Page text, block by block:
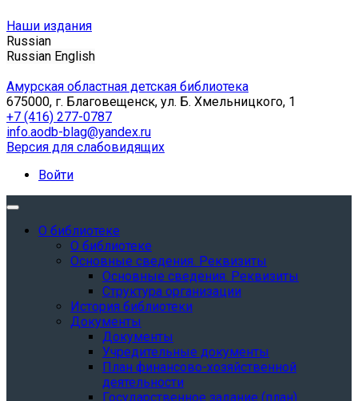
Наши издания
Russian
Russian English
Амурская областная детская библиотека
675000, г. Благовещенск, ул. Б. Хмельницкого, 1
+7 (416) 277-0787
info.aodb-blag@yandex.ru
Версия для слабовидящих
Войти
О библиотеке
О библиотеке
Основные сведения. Реквизиты
Основные сведения. Реквизиты
Структура организации
История библиотеки
Документы
Документы
Учредительные документы
План финансово-хозяйственной
деятельности
Государственное задание (план)